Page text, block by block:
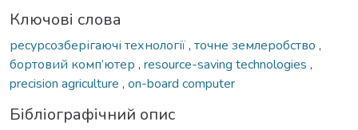
Ключові слова
ресурсозберігаючі технології, точне землеробство ,
бортовий комп’ютер , resource-saving technologies ,
precision agriculture , on-board computer
Бібліографічний опис